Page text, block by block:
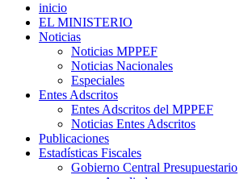
inicio
EL MINISTERIO
Noticias
Noticias MPPEF
Noticias Nacionales
Especiales
Entes Adscritos
Entes Adscritos del MPPEF
Noticias Entes Adscritos
Publicaciones
Estadísticas Fiscales
Gobierno Central Presupuestario